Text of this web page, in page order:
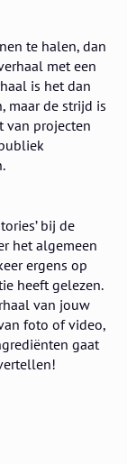
te halen, dan
met een
is het dan
maar de strijd is
van projecten
bij de
het algemeen
ergens op
heeft gelezen.
van jouw
foto of video,
gaat